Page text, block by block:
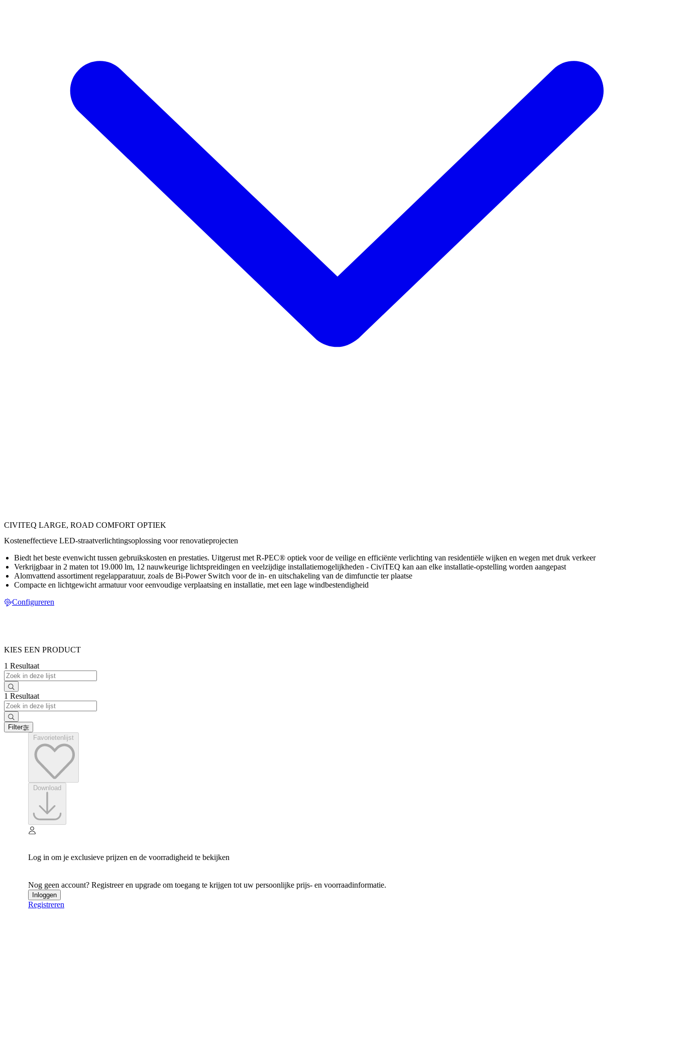
CIVITEQ LARGE, ROAD COMFORT OPTIEK
Kosteneffectieve LED-straatverlichtingsoplossing voor renovatieprojecten
Biedt het beste evenwicht tussen gebruikskosten en prestaties. Uitgerust met R-PEC® optiek voor de veilige en efficiënte verlichting van residentiële wijken en wegen met druk verkeer
Verkrijgbaar in 2 maten tot 19.000 lm, 12 nauwkeurige lichtspreidingen en veelzijdige installatiemogelijkheden - CiviTEQ kan aan elke installatie-opstelling worden aangepast
Alomvattend assortiment regelapparatuur, zoals de Bi-Power Switch voor de in- en uitschakeling van de dimfunctie ter plaatse
Compacte en lichtgewicht armatuur voor eenvoudige verplaatsing en installatie, met een lage windbestendigheid
Configureren
KIES EEN PRODUCT
1 Resultaat
1 Resultaat
Filter
Log in om je exclusieve prijzen en de voorradigheid te bekijken
Nog geen account? Registreer en upgrade om toegang te krijgen tot uw persoonlijke prijs- en voorraadinformatie.
Inloggen
Registreren